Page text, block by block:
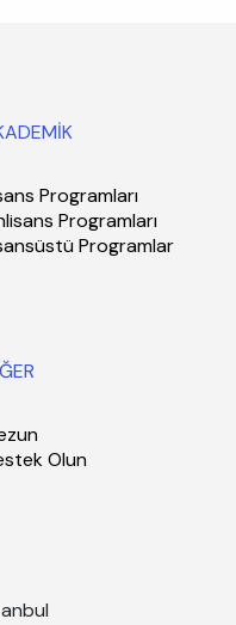
Programları
Programları
Programlar
Olun